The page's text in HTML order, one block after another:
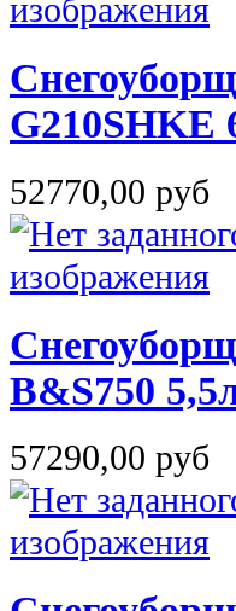
G210SHKE
52770,00 руб
B&S750
57290,00 руб